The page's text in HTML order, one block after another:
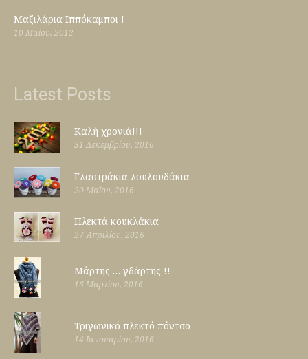
Μαξιλάρια Ιππόκαμποι !
10 Μαΐου, 2012
Latest Posts
Καλή χρονιά!!!
31 Δεκεμβρίου, 2016
Γλαστράκια λουλουδάκια
20 Μαΐου, 2016
Πλεκτά κουκλάκια
27 Απριλίου, 2016
Μάρτης … γδάρτης !!
16 Μαρτίου, 2016
Τριγωνικό πλεκτό πόντσο
14 Ιανουαρίου, 2016